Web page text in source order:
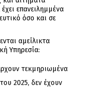
επανειλημμένα
όσο και σε
αμείλικτα
Υπηρεσία:
τεκμηριωμένα
2025, δεν έχουν